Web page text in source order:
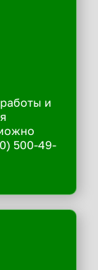
и
500-49-